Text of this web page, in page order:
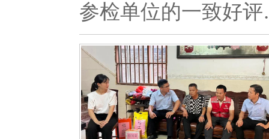
参检单位的一致好